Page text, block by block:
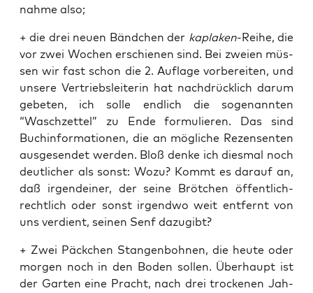
nah­me also;
+ die drei neu­en Bänd­chen der kapla­ken-Rei­he, die
vor zwei Wochen erschie­nen sind. Bei zwei­en müs­
sen wir fast schon die 2. Auf­la­ge vor­be­rei­ten, und
unse­re Ver­triebs­lei­te­rin hat nach­drück­lich dar­um
gebe­ten, ich sol­le end­lich die soge­nann­ten
“Wasch­zet­tel” zu Ende for­mu­lie­ren. Das sind
Buch­in­for­ma­tio­nen, die an mög­li­che Rezen­sen­ten
aus­ge­sen­det wer­den. Bloß den­ke ich dies­mal noch
deut­li­cher als sonst: Wozu? Kommt es dar­auf an,
daß irgend­ei­ner, der sei­ne Bröt­chen öffent­lich-
recht­lich oder sonst irgend­wo weit ent­fernt von
uns ver­dient, sei­nen Senf dazugibt?
+ Zwei Päck­chen Stan­gen­boh­nen, die heu­te oder
mor­gen noch in den Boden sol­len. Über­haupt ist
der Gar­ten eine Pracht, nach drei tro­cke­nen Jah­